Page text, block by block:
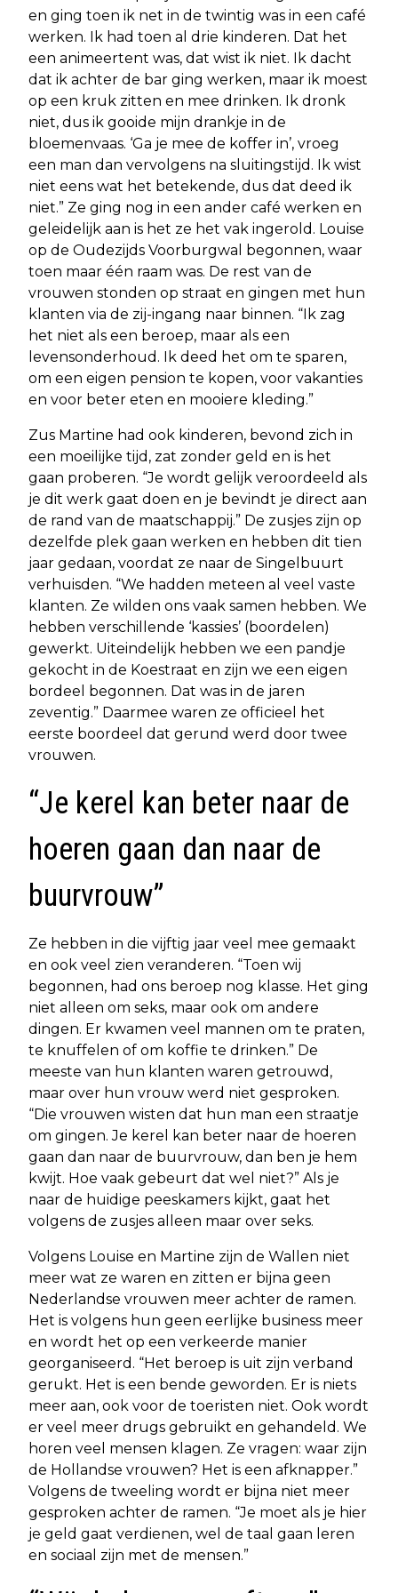
en ging toen ik net in de twintig was in een café
werken. Ik had toen al drie kinderen. Dat het
een animeertent was, dat wist ik niet. Ik dacht
dat ik achter de bar ging werken, maar ik moest
op een kruk zitten en mee drinken. Ik dronk
niet, dus ik gooide mijn drankje in de
bloemenvaas. ‘Ga je mee de koffer in’, vroeg
een man dan vervolgens na sluitingstijd. Ik wist
niet eens wat het betekende, dus dat deed ik
niet.” Ze ging nog in een ander café werken en
geleidelijk aan is het ze het vak ingerold. Louise
op de Oudezijds Voorburgwal begonnen, waar
toen maar één raam was. De rest van de
vrouwen stonden op straat en gingen met hun
klanten via de zij-ingang naar binnen. “Ik zag
het niet als een beroep, maar als een
levensonderhoud. Ik deed het om te sparen,
om een eigen pension te kopen, voor vakanties
en voor beter eten en mooiere kleding.”
Zus Martine had ook kinderen, bevond zich in
een moeilijke tijd, zat zonder geld en is het
gaan proberen. “Je wordt gelijk veroordeeld als
je dit werk gaat doen en je bevindt je direct aan
de rand van de maatschappij.” De zusjes zijn op
dezelfde plek gaan werken en hebben dit tien
jaar gedaan, voordat ze naar de Singelbuurt
verhuisden. “We hadden meteen al veel vaste
klanten. Ze wilden ons vaak samen hebben. We
hebben verschillende ‘kassies’ (boordelen)
gewerkt. Uiteindelijk hebben we een pandje
gekocht in de Koestraat en zijn we een eigen
bordeel begonnen. Dat was in de jaren
zeventig.” Daarmee waren ze officieel het
eerste boordeel dat gerund werd door twee
vrouwen.
“Je kerel kan beter naar de
hoeren gaan dan naar de
buurvrouw”
Ze hebben in die vijftig jaar veel mee gemaakt
en ook veel zien veranderen. “Toen wij
begonnen, had ons beroep nog klasse. Het ging
niet alleen om seks, maar ook om andere
dingen. Er kwamen veel mannen om te praten,
te knuffelen of om koffie te drinken.” De
meeste van hun klanten waren getrouwd,
maar over hun vrouw werd niet gesproken.
“Die vrouwen wisten dat hun man een straatje
om gingen. Je kerel kan beter naar de hoeren
gaan dan naar de buurvrouw, dan ben je hem
kwijt. Hoe vaak gebeurt dat wel niet?” Als je
naar de huidige peeskamers kijkt, gaat het
volgens de zusjes alleen maar over seks.
Volgens Louise en Martine zijn de Wallen niet
meer wat ze waren en zitten er bijna geen
Nederlandse vrouwen meer achter de ramen.
Het is volgens hun geen eerlijke business meer
en wordt het op een verkeerde manier
georganiseerd. “Het beroep is uit zijn verband
gerukt. Het is een bende geworden. Er is niets
meer aan, ook voor de toeristen niet. Ook wordt
er veel meer drugs gebruikt en gehandeld. We
horen veel mensen klagen. Ze vragen: waar zijn
de Hollandse vrouwen? Het is een afknapper.”
Volgens de tweeling wordt er bijna niet meer
gesproken achter de ramen. “Je moet als je hier
je geld gaat verdienen, wel de taal gaan leren
en sociaal zijn met de mensen.”